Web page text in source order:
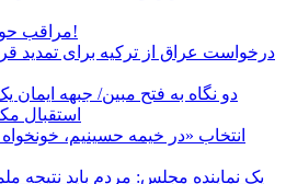
مراقب حواشی «سلول درمانی» باشید!
درخواست عراق از ترکیه برای تمدید
دو نگاه به فتح مبین/ جبهه
استقبال
انتخاب «در خیمه حسینیم،
یک نماینده مجلس: مردم باید نتیجه